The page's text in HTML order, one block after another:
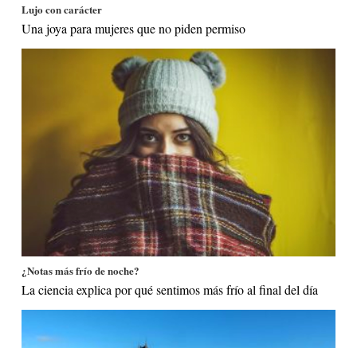
Lujo con carácter
Una joya para mujeres que no piden permiso
¿Notas más frío de noche?
La ciencia explica por qué sentimos más frío al final del día